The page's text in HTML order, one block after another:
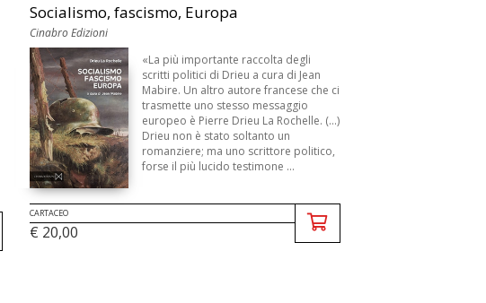
Socialismo, fascismo, Europa
Cinabro Edizioni
«La più importante raccolta degli
scritti politici di Drieu a cura di Jean
Mabire. Un altro autore francese che ci
trasmette uno stesso messaggio
europeo è Pierre Drieu La Rochelle. (...)
Drieu non è stato soltanto un
romanziere; ma uno scrittore politico,
forse il più lucido testimone ...
CARTACEO
€ 20,00